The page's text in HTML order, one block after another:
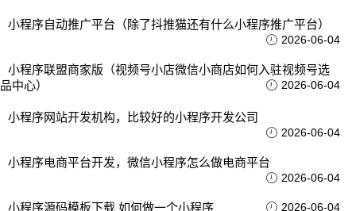
小程序自动推广平台（除了抖推猫还有什么小程序推广平台）
2026-06-04
小程序联盟商家版（视频号小店微信小商店如何入驻视频号选
品中心）
2026-06-04
小程序网站开发机构，比较好的小程序开发公司
2026-06-04
小程序电商平台开发，微信小程序怎么做电商平台
2026-06-04
小程序源码模板下载 如何做一个小程序 2026-06-04